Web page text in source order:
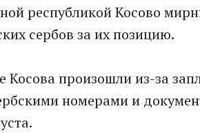
республикой Косово
сербов за их позицию.
Косова произошли из-за
номерами и